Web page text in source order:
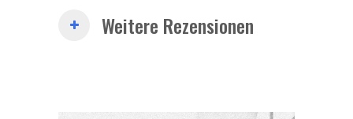
Weitere Rezensionen